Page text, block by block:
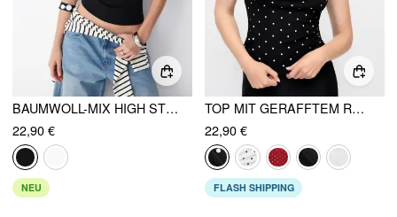
BAUMWOLL-MIX HIGH STRETCH RAGLANÄRMEL T-SHIRT
22,90 €
NEU
TOP MIT GERAFFTEM RUNDEM AUSSCHNITT UND CAP-ÄRMELN
22,90 €
FLASH SHIPPING